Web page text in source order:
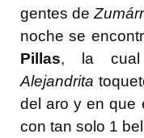
gentes de
noche se
Pillas, la cual
Alejandrita
del aro y en que
con tan solo 1